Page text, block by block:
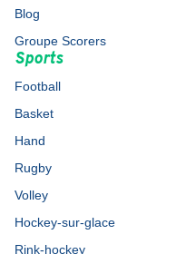
Blog
Groupe Scorers
Sports
Football
Basket
Hand
Rugby
Volley
Hockey-sur-glace
Rink-hockey